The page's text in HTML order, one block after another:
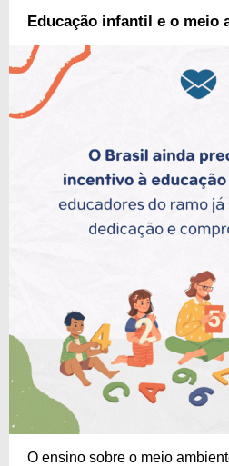
Educação infantil e o meio
O ensino sobre o meio